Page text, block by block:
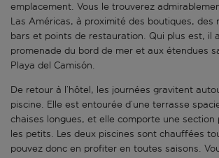
emplacement. Vous le trouverez
Las Américas, à proximité des boutiques, des
bars et points de restauration. Qui plus est, il
promenade du bord de mer et aux étendues
Playa del Camisón.
De retour à l’hôtel, les journées gravitent
piscine. Elle est entourée d’une terrasse
chaises longues, et elle comporte une
les petits. Les deux piscines sont chauffées
pouvez donc en profiter en toutes saisons.